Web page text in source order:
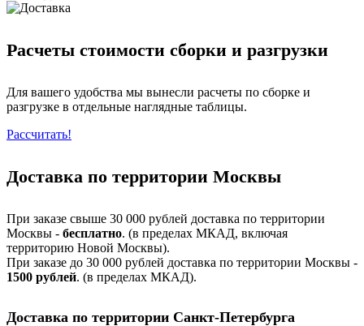
Расчеты стоимости сборки и разгрузки
Для вашего удобства мы вынесли расчеты по сборке и
разгрузке в отдельные наглядные таблицы.
Рассчитать!
Доставка по территории Москвы
При заказе свыше 30 000 рублей доставка по территории
Москвы - бесплатно. (в пределах МКАД, включая
территорию Новой Москвы).
При заказе до 30 000 рублей доставка по территории Москвы -
1500 рублей. (в пределах МКАД).
Доставка по территории Санкт-Петербурга